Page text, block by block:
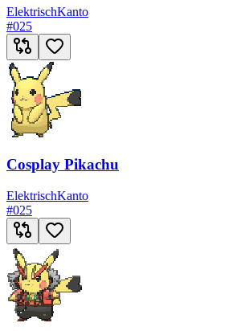
ElektrischKanto
#025
Cosplay Pikachu
ElektrischKanto
#025